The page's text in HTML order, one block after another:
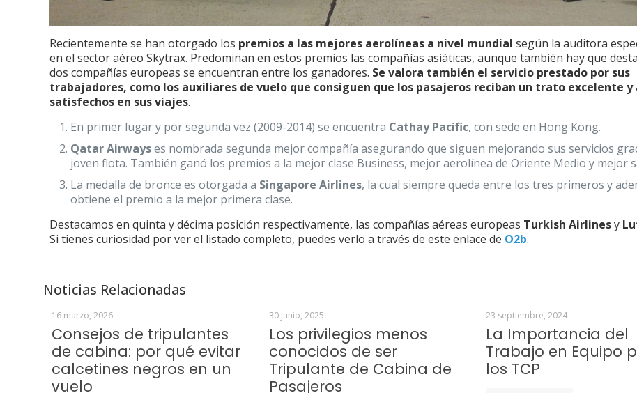
Recientemente se han otorgado los premios a las mejores aerolíneas a nivel mundial según la auditora
en el sector aéreo Skytrax. Predominan en estos premios las compañías asiáticas, aunque también hay que
dos compañías europeas se encuentran entre los ganadores. Se valora también el servicio prestado por sus
trabajadores, como los auxiliares de vuelo que consiguen que los pasajeros reciban un trato excelente y
satisfechos en sus viajes.
En primer lugar y por segunda vez (2009-2014) se encuentra Cathay Pacific, con sede en Hong Kong.
Qatar Airwayses nombrada segunda mejor compañía asegurando que siguen mejorando sus servicios
joven flota. También ganó los premios a la mejor clase Business, mejor aerolínea de Oriente Medio y mejor
La medalla de bronce es otorgada a Singapore Airlines, la cual siempre queda entre los tres primeros y
obtiene el premio a la mejor primera clase.
Destacamos en quinta y décima posición respectivamente, las compañías aéreas europeas Turkish Airlinesy
Si tienes curiosidad por ver el listado completo, puedes verlo a través de este enlace de O2b.
Noticias Relacionadas
16 marzo, 2026
Consejos de tripulantes
de cabina: por qué evitar
calcetines negros en un
vuelo
30 junio, 2025
Los privilegios menos
conocidos de ser
Tripulante de Cabina de
Pasajeros
23 septiembre, 2024
La Importancia del
Trabajo en Equipo
los TCP